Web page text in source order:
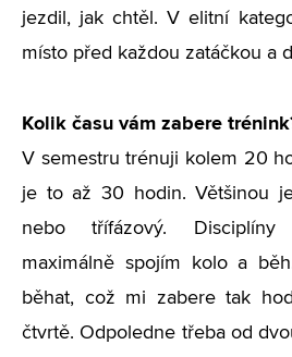
jezdil, jak chtěl. V elitní
místo před každou zatáčkou a
Kolik času vám zabere
V semestru trénuji kolem 20
je to až 30 hodin. Většinou
nebo třífázový. Disciplíny
maximálně spojím kolo a
běhat, což mi zabere tak
čtvrtě. Odpoledne třeba od